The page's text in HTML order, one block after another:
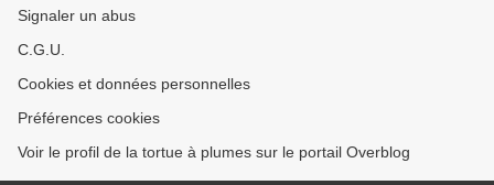
Signaler un abus
C.G.U.
Cookies et données personnelles
Préférences cookies
Voir le profil de la tortue à plumes sur le portail Overblog